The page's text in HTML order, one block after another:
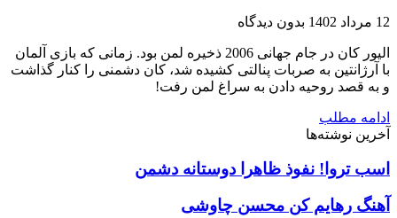
12 مرداد 1402 بدون دیدگاه
الیور کان در جام جهانی 2006 ذخیره لمن بود. زمانی که بازی آلمان
با آرژانتین به صربات پنالتی کشیده شد، کان دشمنی را کنار گذاشت
و به قصد روحیه دادن به سراغ لمن رفت!
ادامه مطلب
آخرین نوشته‌ها
اسب تروا! نفوذ ظاهرا دوستانه دشمن
آهنگ رهایم کن محسن چاوشی